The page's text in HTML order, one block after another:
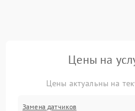
Цены на
Цены актуальны на
Замена датчиков